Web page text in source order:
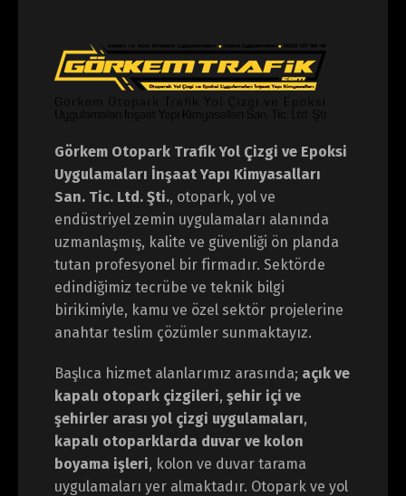
Görkem Otopark Trafik Yol Çizgi ve Epoksi
Uygulamaları İnşaat Yapı Kimyasalları
San. Tic. Ltd. Şti., otopark, yol ve
endüstriyel zemin uygulamaları alanında
uzmanlaşmış, kalite ve güvenliği ön planda
tutan profesyonel bir firmadır. Sektörde
edindiğimiz tecrübe ve teknik bilgi
birikimiyle, kamu ve özel sektör projelerine
anahtar teslim çözümler sunmaktayız.
Başlıca hizmet alanlarımız arasında; açık ve
kapalı otopark çizgileri, şehir içi ve
şehirler arası yol çizgi uygulamaları,
kapalı otoparklarda duvar ve kolon
boyama işleri, kolon ve duvar tarama
uygulamaları yer almaktadır. Otopark ve yol